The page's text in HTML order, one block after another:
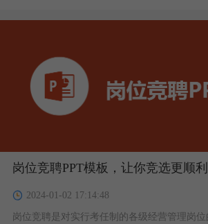
岗位竞聘PPT模板，让你竞选更顺利
2024-01-02 17:14:48
岗位竞聘是对实行考任制的各级经营管理岗